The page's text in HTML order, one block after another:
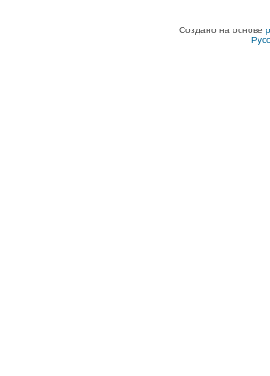
Создано на основе